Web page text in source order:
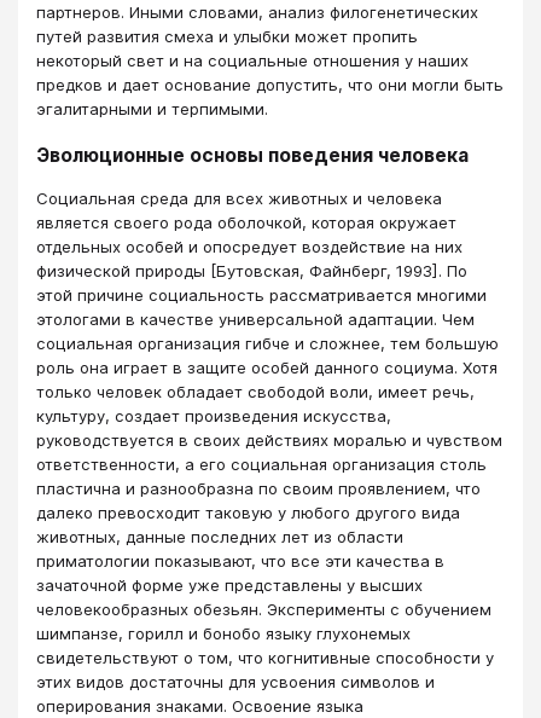
партнеров. Иными словами, анализ филогенетических
путей развития смеха и улыбки может пропить
некоторый свет и на социальные отношения у наших
предков и дает основание допустить, что они могли быть
эгалитарными и терпимыми.
Эволюционные основы поведения человека
Социальная среда для всех животных и человека
является своего рода оболочкой, которая окружает
отдельных особей и опосредует воздействие на них
физической природы [Бутовская, Файнберг, 1993]. По
этой причине социальность рассматривается многими
этологами в качестве универсальной адаптации. Чем
социальная организация гибче и сложнее, тем большую
роль она играет в защите особей данного социума. Хотя
только человек обладает свободой воли, имеет речь,
культуру, создает произведения искусства,
руководствуется в своих действиях моралью и чувством
ответственности, а его социальная организация столь
пластична и разнообразна по своим проявлением, что
далеко превосходит таковую у любого другого вида
животных, данные последних лет из области
приматологии показывают, что все эти качества в
зачаточной форме уже представлены у высших
человекообразных обезьян. Эксперименты с обучением
шимпанзе, горилл и бонобо языку глухонемых
свидетельствуют о том, что когнитивные способности у
этих видов достаточны для усвоения символов и
оперирования знаками. Освоение языка